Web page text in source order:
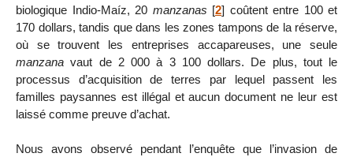
biologique Indio-Maíz, 20 manzanas [2] coûtent entre 100 et
170 dollars, tandis que dans les zones tampons de la réserve,
où se trouvent les entreprises accapareuses, une seule
manzana vaut de 2 000 à 3 100 dollars. De plus, tout le
processus d’acquisition de terres par lequel passent les
familles paysannes est illégal et aucun document ne leur est
laissé comme preuve d’achat.
Nous avons observé pendant l’enquête que l’invasion de